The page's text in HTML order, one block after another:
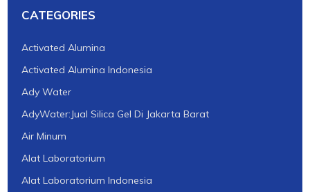
CATEGORIES
Activated Alumina
Activated Alumina Indonesia
Ady Water
AdyWater:Jual Silica Gel Di Jakarta Barat
Air Minum
Alat Laboratorium
Alat Laboratorium Indonesia